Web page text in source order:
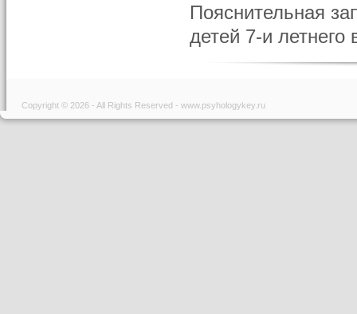
Пояснительная
детей 7-и летнего
Copyright © 2026 - All Rights Reserved - www.psyhologykey.ru